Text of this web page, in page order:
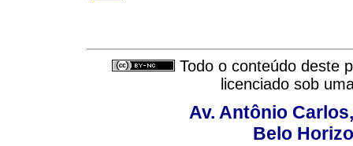
Todo o conteúdo deste
licenciado sob
Av. Antônio
Belo